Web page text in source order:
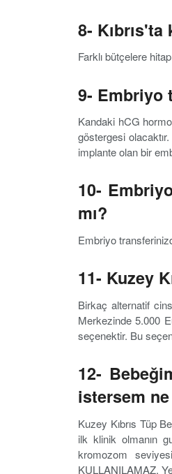
8- Kıbrıs'ta
Farklı bütçelere
9- Embriyo
Kandaki hCG
göstergesi
implante olan bir
10-
mı?
Embriyo
11- Kuzey
Birkaç alternatif
Merkezinde 5.000
seçenektir. Bu
12-
istersem
Kuzey Kıbrıs Tüp
ilk klinik olmanın
kromozom
KULLANILAMAZ.